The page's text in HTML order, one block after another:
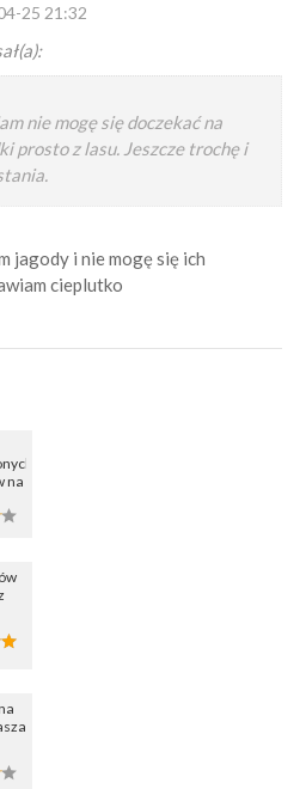
25 21:32
nie mogę się doczekać na
prosto z lasu. Jeszcze trochę i
jagody i nie mogę się ich
cieplutko
na